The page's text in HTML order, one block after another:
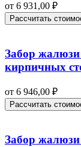
от 6 931,00 ₽
Рассчитать
Забор жалюзи
кирпичных
от 6 946,00 ₽
Рассчитать
Забор жалюзи